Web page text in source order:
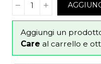
Aggiungi un
Care al carrello e